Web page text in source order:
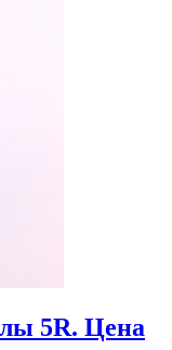
5R. Цена